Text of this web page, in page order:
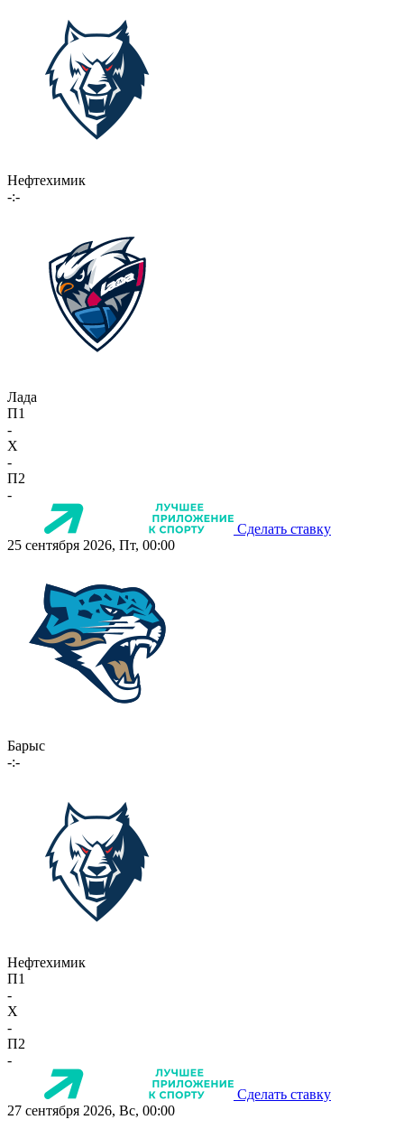
Нефтехимик
-:-
Лада
П1
-
X
-
П2
-
Сделать ставку
25 сентября 2026, Пт, 00:00
Барыс
-:-
Нефтехимик
П1
-
X
-
П2
-
Сделать ставку
27 сентября 2026, Вс, 00:00